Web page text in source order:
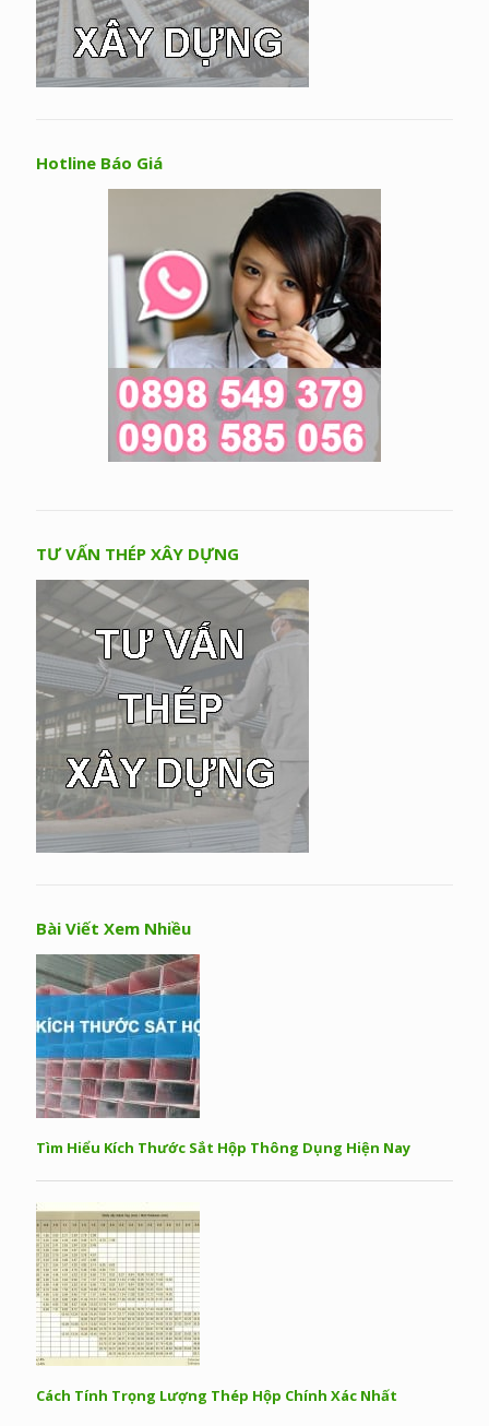
Hotline Báo Giá
TƯ VẤN THÉP XÂY DỰNG
Bài Viết Xem Nhiều
Tìm Hiểu Kích Thước Sắt Hộp Thông Dụng Hiện Nay
Cách Tính Trọng Lượng Thép Hộp Chính Xác Nhất